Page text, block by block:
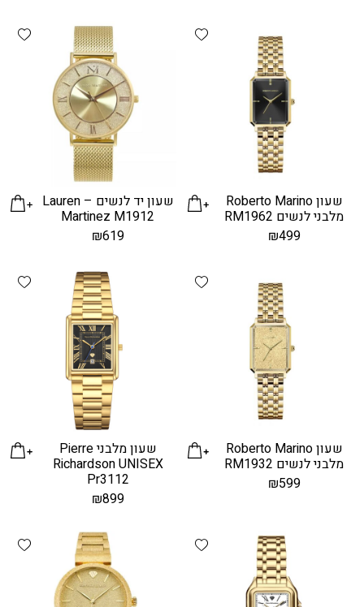
Add wishlist
שעון Roberto Marino
מלבני לנשים RM1962
₪499
שעון יד לנשים – Lauren
Martinez M1912
₪619
Add wishlist
שעון Roberto Marino
מלבני לנשים RM1932
₪599
שעון מלבני Pierre
Richardson UNISEX
Pr3112
₪899
Add wishlist